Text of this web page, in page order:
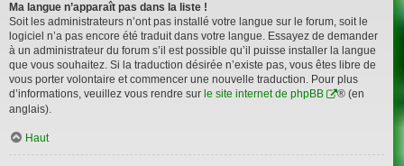
Ma langue n’apparaît pas dans la liste !
Soit les administrateurs n’ont pas installé votre langue sur le forum, soit le
logiciel n’a pas encore été traduit dans votre langue. Essayez de demander
à un administrateur du forum s’il est possible qu’il puisse installer la langue
que vous souhaitez. Si la traduction désirée n’existe pas, vous êtes libre de
vous porter volontaire et commencer une nouvelle traduction. Pour plus
d’informations, veuillez vous rendre sur le site internet de phpBB
® (en
anglais).
Haut